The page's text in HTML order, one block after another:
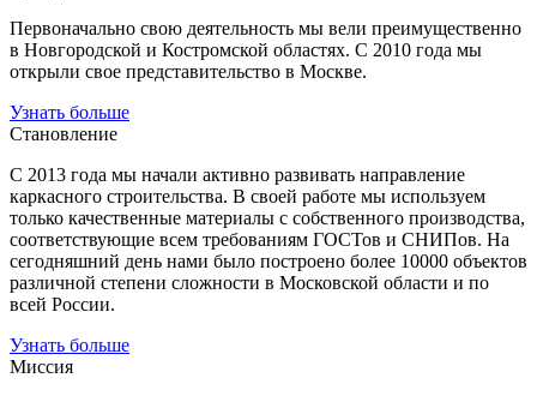
Первоначально свою деятельность мы вели преимущественно
в Новгородской и Костромской областях. С 2010 года мы
открыли свое представительство в Москве.
Узнать больше
Становление
С 2013 года мы начали активно развивать направление
каркасного строительства. В своей работе мы используем
только качественные материалы с собственного производства,
соответствующие всем требованиям ГОСТов и СНИПов. На
сегодняшний день нами было построено более 10000 объектов
различной степени сложности в Московской области и по
всей России.
Узнать больше
Миссия